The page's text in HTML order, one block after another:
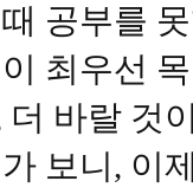
공부를
최우선
더 바랄 것
보니, 이